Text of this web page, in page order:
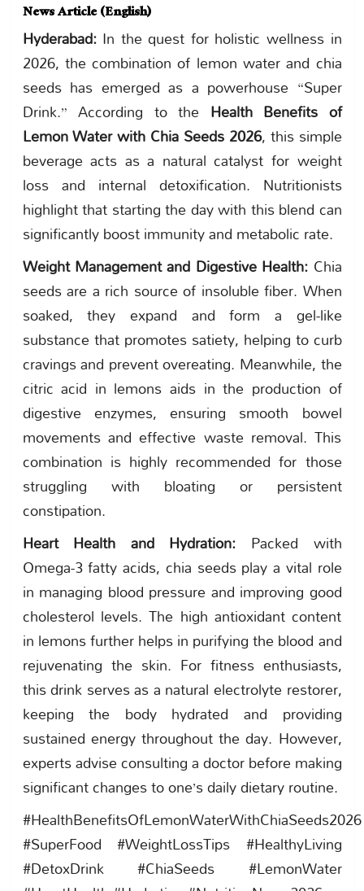
News Article (English)
Hyderabad:In the quest for holistic wellness in
2026, the combination of lemon water and chia
seeds has emerged as a powerhouse “Super
Drink.” According to the Health Benefits of
Lemon Water with Chia Seeds 2026, this simple
beverage acts as a natural catalyst for weight
loss and internal detoxification. Nutritionists
highlight that starting the day with this blend can
significantly boost immunity and metabolic rate.
Weight Management and Digestive Health: Chia
seeds are a rich source of insoluble fiber. When
soaked, they expand and form a gel-like
substance that promotes satiety, helping to curb
cravings and prevent overeating. Meanwhile, the
citric acid in lemons aids in the production of
digestive enzymes, ensuring smooth bowel
movements and effective waste removal. This
combination is highly recommended for those
struggling with bloating or persistent
constipation.
Heart Health and Hydration: Packed with
Omega-3 fatty acids, chia seeds play a vital role
in managing blood pressure and improving good
cholesterol levels. The high antioxidant content
in lemons further helps in purifying the blood and
rejuvenating the skin. For fitness enthusiasts,
this drink serves as a natural electrolyte restorer,
keeping the body hydrated and providing
sustained energy throughout the day. However,
experts advise consulting a doctor before making
significant changes to one’s daily dietary routine.
#HealthBenefitsOfLemonWaterWithChiaSeeds2026
#SuperFood #WeightLossTips #HealthyLiving
#DetoxDrink #ChiaSeeds #LemonWater